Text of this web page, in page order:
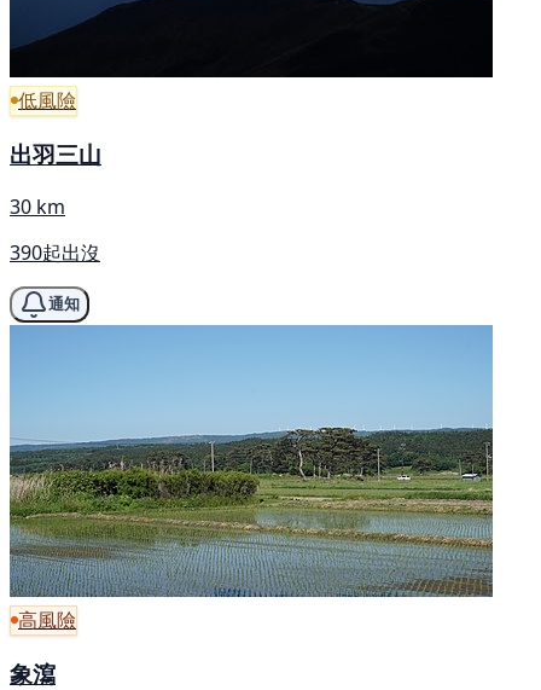
低風險
出羽三山
30 km
390起出沒
通知
高風險
象瀉